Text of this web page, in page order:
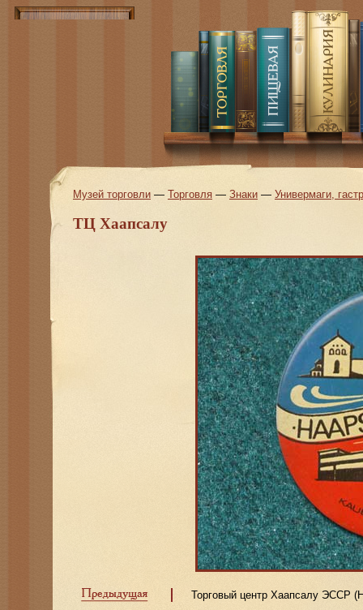
Музей торговли — Торговля — Знаки — Универмаги,
ТЦ Хаапсалу
Торговый центр Хаапсалу ЭССР